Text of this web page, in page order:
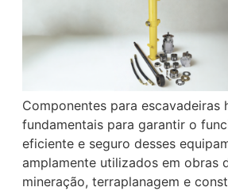
Componentes para escavadeiras
fundamentais para garantir o
eficiente e seguro desses
amplamente utilizados em obras
mineração, terraplanagem e